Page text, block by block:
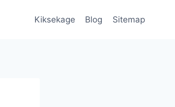
Kiksekage Blog Sitemap